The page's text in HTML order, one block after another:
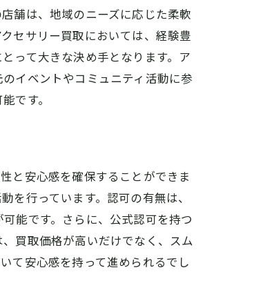
舗は、地域のニーズに応じた柔軟
セサリー買取においては、経験豊
って大きな決め手となります。ア
イベントやコミュニティ活動に参
です。
と安心感を確保することができま
行っています。認可の有無は、
能です。さらに、公式認可を持つ
買取価格が高いだけでなく、スム
て安心感を持って進められるでし